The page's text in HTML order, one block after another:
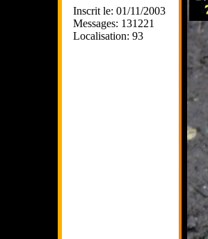
Inscrit le: 01/11/2003
Messages: 131221
Localisation: 93